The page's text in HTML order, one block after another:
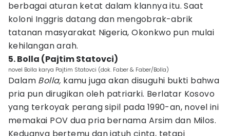
berbagai aturan ketat dalam klannya itu. Saat
koloni Inggris datang dan mengobrak-abrik
tatanan masyarakat Nigeria, Okonkwo pun mulai
kehilangan arah.
5. Bolla (Pajtim Statovci)
novel Bolla karya Pajtim Statovci (dok. Faber & Faber/Bolla)
Dalam Bolla, kamu juga akan disuguhi bukti bahwa
pria pun dirugikan oleh patriarki. Berlatar Kosovo
yang terkoyak perang sipil pada 1990-an, novel ini
memakai POV dua pria bernama Arsim dan Milos.